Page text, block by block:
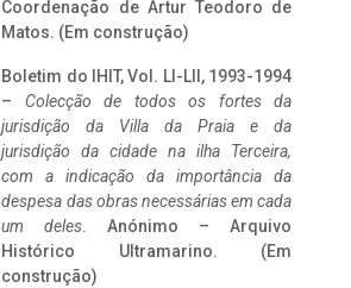
Coordenação de Artur Teodoro de
Matos. (Em construção)
Boletim do IHIT, Vol. LI-LII, 1993-1994
– Colecção de todos os fortes da
jurisdição da Villa da Praia e da
jurisdição da cidade na ilha Terceira,
com a indicação da importância da
despesa das obras necessárias em cada
um deles. Anónimo – Arquivo
Histórico Ultramarino. (Em
construção)